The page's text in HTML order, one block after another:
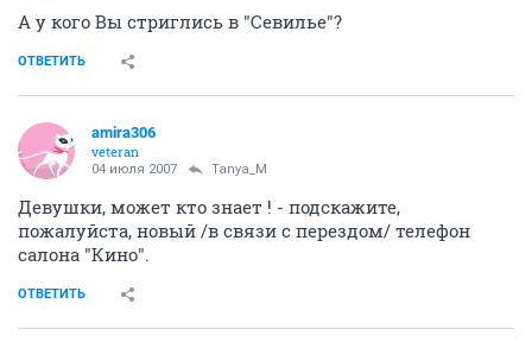
А у кого Вы стриглись в "Севилье"?
ОТВЕТИТЬ
amira306
veteran
04 июля 2007 Tanya_M
Девушки, может кто знает ! - подскажите,
пожалуйста, новый /в связи с перездом/ телефон
салона "Кино".
ОТВЕТИТЬ